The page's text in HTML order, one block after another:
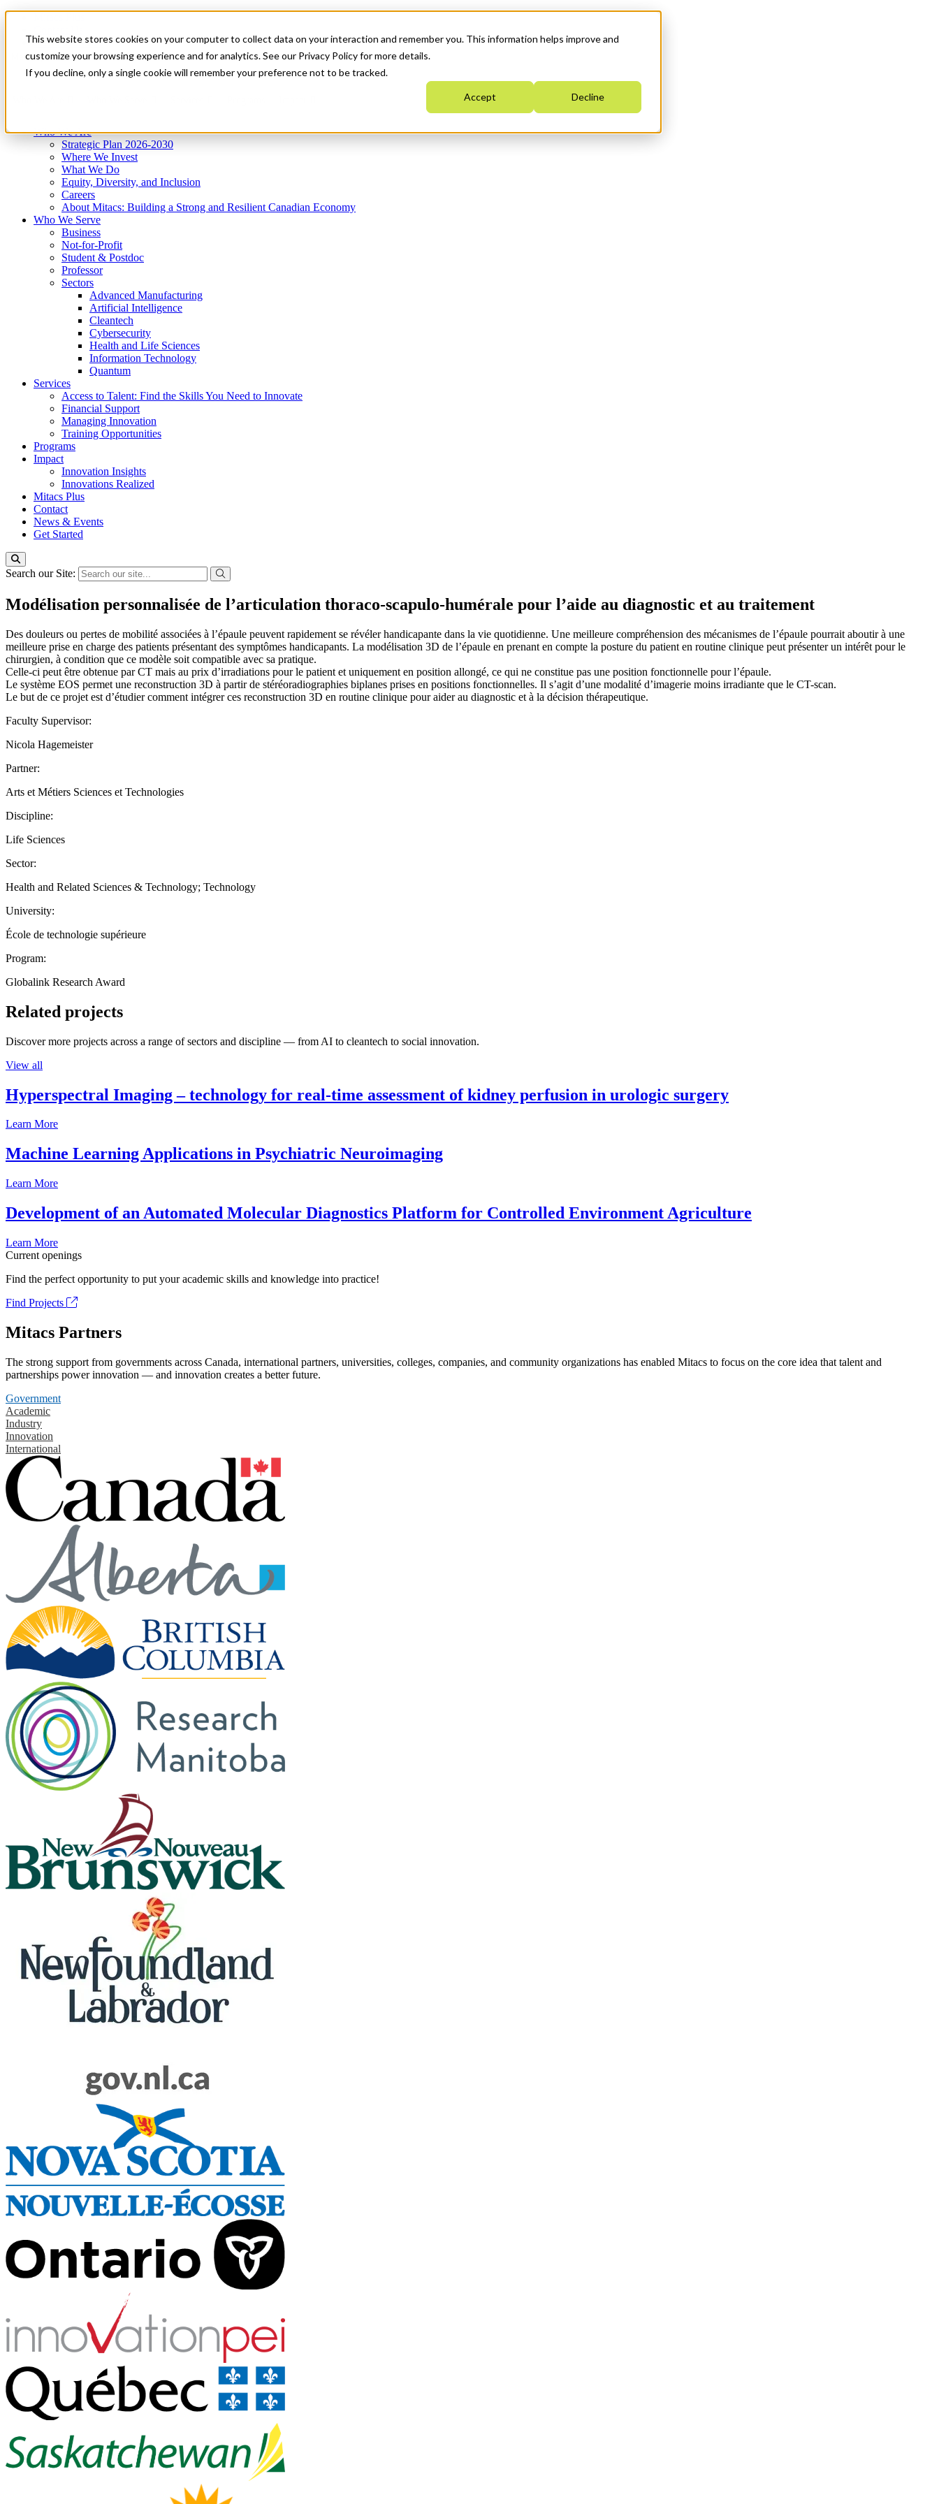
This website stores cookies on your computer to collect data on your interaction and remember you. This information helps improve and
customize your browsing experience and for analytics. See our Privacy Policy for more details.
If you decline, only a single cookie will remember your preference not to be tracked.
Accept Decline
News & Events
Get Started
Menu
Who We Are
Strategic Plan 2026-2030
Where We Invest
What We Do
Equity, Diversity, and Inclusion
Careers
About Mitacs: Building a Strong and Resilient Canadian Economy
Who We Serve
Business
Not-for-Profit
Student & Postdoc
Professor
Sectors
Advanced Manufacturing
Artificial Intelligence
Cleantech
Cybersecurity
Health and Life Sciences
Information Technology
Quantum
Services
Access to Talent: Find the Skills You Need to Innovate
Financial Support
Managing Innovation
Training Opportunities
Programs
Impact
Innovation Insights
Innovations Realized
Mitacs Plus
Contact
News & Events
Get Started
Search our Site:
Modélisation personnalisée de l’articulation thoraco-scapulo-humérale pour l’aide au diagnostic et au traitement
Des douleurs ou pertes de mobilité associées à l’épaule peuvent rapidement se révéler handicapante dans la vie quotidienne. Une meilleure compréhension des mécanismes de l’épaule pourrait aboutir à une
meilleure prise en charge des patients présentant des symptômes handicapants. La modélisation 3D de l’épaule en prenant en compte la posture du patient en routine clinique peut présenter un intérêt pour le
chirurgien, à condition que ce modèle soit compatible avec sa pratique.
Celle-ci peut être obtenue par CT mais au prix d’irradiations pour le patient et uniquement en position allongé, ce qui ne constitue pas une position fonctionnelle pour l’épaule.
Le système EOS permet une reconstruction 3D à partir de stéréoradiographies biplanes prises en positions fonctionnelles. Il s’agit d’une modalité d’imagerie moins irradiante que le CT-scan.
Le but de ce projet est d’étudier comment intégrer ces reconstruction 3D en routine clinique pour aider au diagnostic et à la décision thérapeutique.
Faculty Supervisor:
Nicola Hagemeister
Partner:
Arts et Métiers Sciences et Technologies
Discipline:
Life Sciences
Sector:
Health and Related Sciences & Technology; Technology
University:
École de technologie supérieure
Program:
Globalink Research Award
Related projects
Discover more projects across a range of sectors and discipline — from AI to cleantech to social innovation.
View all
Hyperspectral Imaging – technology for real-time assessment of kidney perfusion in urologic surgery
Learn More
Machine Learning Applications in Psychiatric Neuroimaging
Learn More
Development of an Automated Molecular Diagnostics Platform for Controlled Environment Agriculture
Learn More
Current openings
Find the perfect opportunity to put your academic skills and knowledge into practice!
Find Projects
Mitacs Partners
The strong support from governments across Canada, international partners, universities, colleges, companies, and community organizations has enabled Mitacs to focus on the core idea that talent and
partnerships power innovation — and innovation creates a better future.
Government
Academic
Industry
Innovation
International